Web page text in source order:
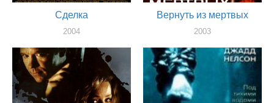
Сделка
2004
Вернуть из мертвых
2003